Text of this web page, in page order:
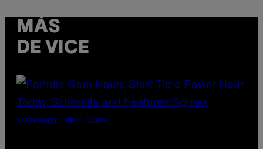
MÁS
DE VICE
SCREENSHOT: EPIC GAMES